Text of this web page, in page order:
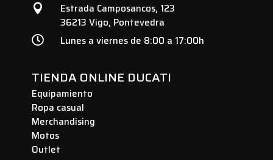

Estrada Camposancos, 123
36213 Vigo, Pontevedra
 Lunes a viernes de 8:00 a 17:00h
TIENDA ONLINE DUCATI
Equipamiento
Ropa casual
Merchandising
Motos
Outlet